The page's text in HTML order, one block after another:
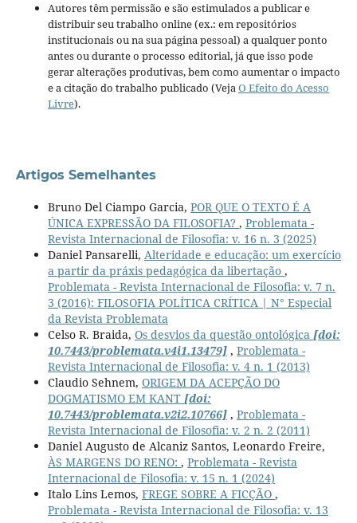
Autores têm permissão e são estimulados a publicar e
distribuir seu trabalho online (ex.: em repositórios
institucionais ou na sua página pessoal) a qualquer ponto
antes ou durante o processo editorial, já que isso pode
gerar alterações produtivas, bem como aumentar o impacto
e a citação do trabalho publicado (VejaO Efeito do Acesso
Livre).
Artigos Semelhantes
Bruno Del Ciampo Garcia, POR QUE O TEXTO É A
ÚNICA EXPRESSÃO DA FILOSOFIA? , Problemata -
Revista Internacional de Filosofia: v. 16 n. 3 (2025)
Daniel Pansarelli, Alteridade e educação: um exercício
a partir da práxis pedagógica da libertação ,
Problemata - Revista Internacional de Filosofia: v. 7 n.
3 (2016): FILOSOFIA POLÍTICA CRÍTICA | N° Especial
da Revista Problemata
Celso R. Braida, Os desvios da questão ontológica [doi:
10.7443/problemata.v4i1.13479], Problemata -
Revista Internacional de Filosofia: v. 4 n. 1 (2013)
Claudio Sehnem, ORIGEM DA ACEPÇÃO DO
DOGMATISMO EM KANT [doi:
10.7443/problemata.v2i2.10766], Problemata -
Revista Internacional de Filosofia: v. 2 n. 2 (2011)
Daniel Augusto de Alcaniz Santos, Leonardo Freire,
ÀS MARGENS DO RENO: , Problemata - Revista
Internacional de Filosofia: v. 15 n. 1 (2024)
Italo Lins Lemos, FREGE SOBRE A FICÇÃO ,
Problemata - Revista Internacional de Filosofia: v. 13